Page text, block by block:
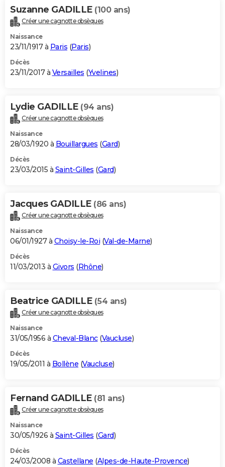
Suzanne GADILLE (100 ans)
Créer une cagnotte obsèques
Naissance
23/11/1917 à Paris (Paris)
Décès
23/11/2017 à Versailles (Yvelines)
Lydie GADILLE (94 ans)
Créer une cagnotte obsèques
Naissance
28/03/1920 à Bouillargues (Gard)
Décès
23/03/2015 à Saint-Gilles (Gard)
Jacques GADILLE (86 ans)
Créer une cagnotte obsèques
Naissance
06/01/1927 à Choisy-le-Roi (Val-de-Marne)
Décès
11/03/2013 à Givors (Rhône)
Beatrice GADILLE (54 ans)
Créer une cagnotte obsèques
Naissance
31/05/1956 à Cheval-Blanc(Vaucluse)
Décès
19/05/2011 à Bollène (Vaucluse)
Fernand GADILLE (81 ans)
Créer une cagnotte obsèques
Naissance
30/05/1926 à Saint-Gilles (Gard)
Décès
24/03/2008 à Castellane (Alpes-de-Haute-Provence)